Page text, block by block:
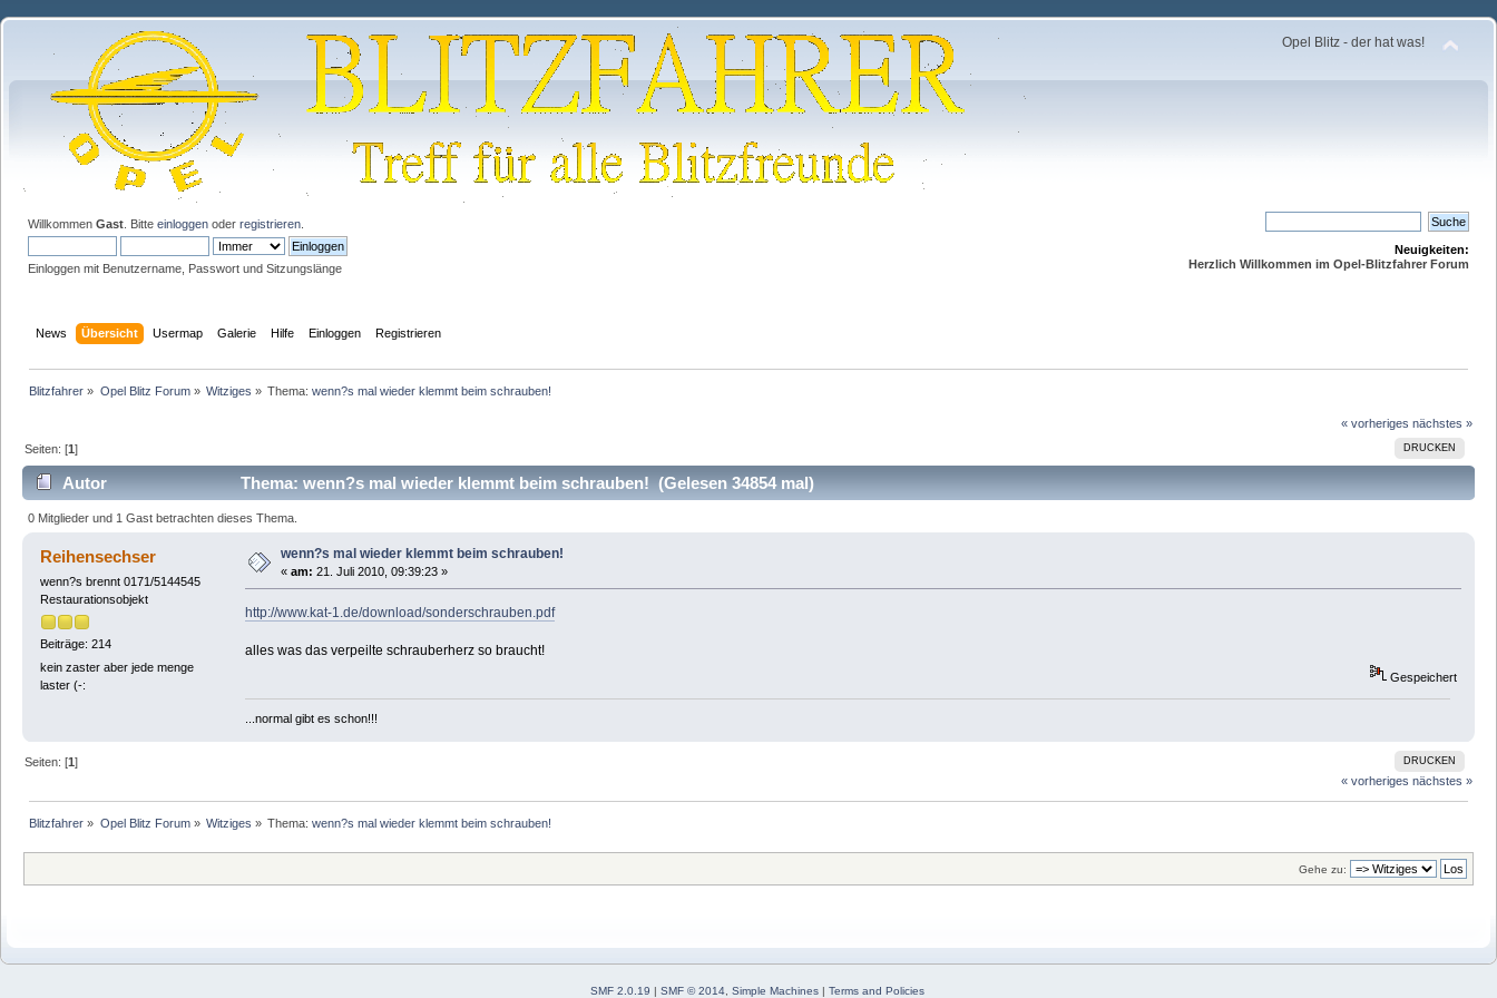
Opel Blitz - der hat was!
Willkommen Gast . Bitte einloggen oder registrieren
Einloggen mit Benutzername, Passwort und Sitzungslänge
Neuigkeiten:
Herzlich Willkommen im Opel-Blitzfahrer Forum
News Übersicht Usermap Galerie Hilfe Einloggen Registrieren
Blitzfahrer » Opel Blitz Forum» Witziges » Thema:wenn?s mal wieder klemmt beim schrauben!
« vorheriges nächstes »
DRUCKEN
Seiten: [1]
Autor Thema: wenn?s mal wieder klemmt beim schrauben! (Gelesen 34854 mal)
0 Mitglieder und 1 Gast betrachten dieses Thema.
Reihensechser
wenn?s brennt 0171/5144545
Restaurationsobjekt
Beiträge: 214
kein zaster aber jede menge
laster (-:
wenn?s mal wieder klemmt beim schrauben!
« am: 21. Juli 2010, 09:39:23 »
http://www.kat-1.de/download/sonderschrauben.pdf
alles was das verpeilte schrauberherz so braucht!
Gespeichert
...normal gibt es schon!!!
DRUCKEN
Seiten: [1]
« vorheriges nächstes »
Blitzfahrer » Opel Blitz Forum» Witziges » Thema:wenn?s mal wieder klemmt beim schrauben!
Gehe zu:
SMF 2.0.19 | SMF © 2014, Simple Machines| Terms and Policies